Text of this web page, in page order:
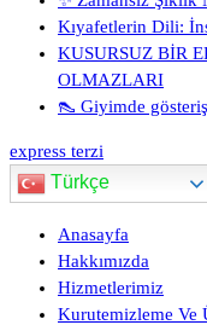
Kıyafetlerin Dili:
KUSURSUZ BİR
OLMAZLARI
👠 Giyimde
express terzi
Türkçe
Anasayfa
Hakkımızda
Hizmetlerimiz
Kurutemizleme Ve